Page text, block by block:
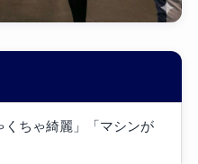
くちゃ綺麗」「マシンが